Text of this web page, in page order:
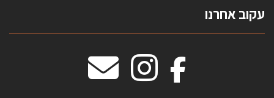
טפטים משולשים
וילונות חסיני אש
מדבקות אנטי סאן
עקוב אחרנו